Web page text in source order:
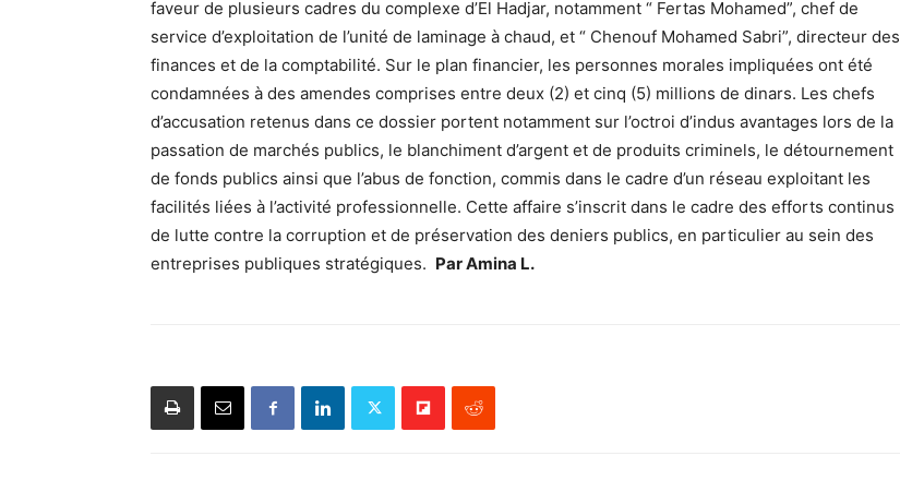
faveur de plusieurs cadres du complexe d’El Hadjar, notamment “ Fertas Mohamed”, chef de
service d’exploitation de l’unité de laminage à chaud, et “ Chenouf Mohamed Sabri”, directeur des
finances et de la comptabilité. Sur le plan financier, les personnes morales impliquées ont été
condamnées à des amendes comprises entre deux (2) et cinq (5) millions de dinars. Les chefs
d’accusation retenus dans ce dossier portent notamment sur l’octroi d’indus avantages lors de la
passation de marchés publics, le blanchiment d’argent et de produits criminels, le détournement
de fonds publics ainsi que l’abus de fonction, commis dans le cadre d’un réseau exploitant les
facilités liées à l’activité professionnelle. Cette affaire s’inscrit dans le cadre des efforts continus
de lutte contre la corruption et de préservation des deniers publics, en particulier au sein des
entreprises publiques stratégiques. Par Amina L.